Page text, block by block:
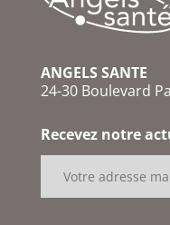
ANGELS SANTE
24-30 Boulevard
Recevez notre